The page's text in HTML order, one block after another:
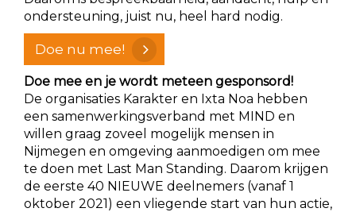
ondersteuning, juist nu, heel hard nodig.
Doe nu mee!
Doe mee en je wordt meteen gesponsord!
De organisaties Karakter en Ixta Noa hebben
een samenwerkingsverband met MIND en
willen graag zoveel mogelijk mensen in
Nijmegen en omgeving aanmoedigen om mee
te doen met Last Man Standing. Daarom krijgen
de eerste 40 NIEUWE deelnemers (vanaf 1
oktober 2021) een vliegende start van hun actie,